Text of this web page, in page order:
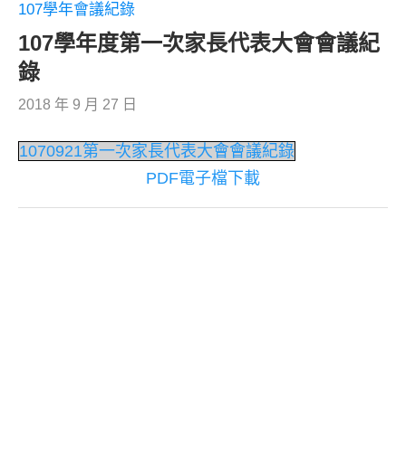
107學年會議紀錄
107學年度第一次家長代表大會會議紀
錄
2018 年 9 月 27 日
1070921第一次家長代表大會會議紀錄
PDF電子檔下載